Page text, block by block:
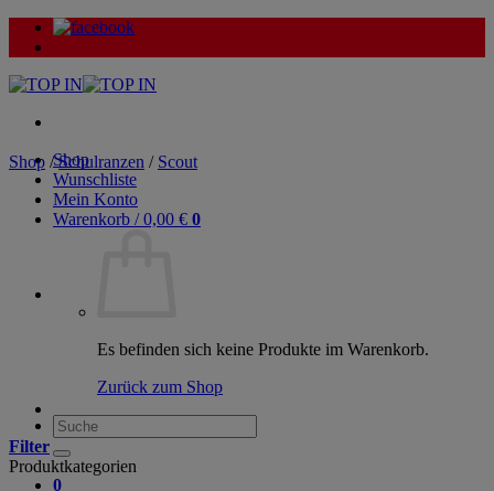
Zum
Inhalt
Shop
Wunschliste
Mein Konto
Warenkorb /0,00 € 0
Es befinden sich keine Produkte im Warenkorb.
Zurück zum Shop
Suche
nach:
0
Shop / Schulranzen / Scout
Filter
Produktkategorien